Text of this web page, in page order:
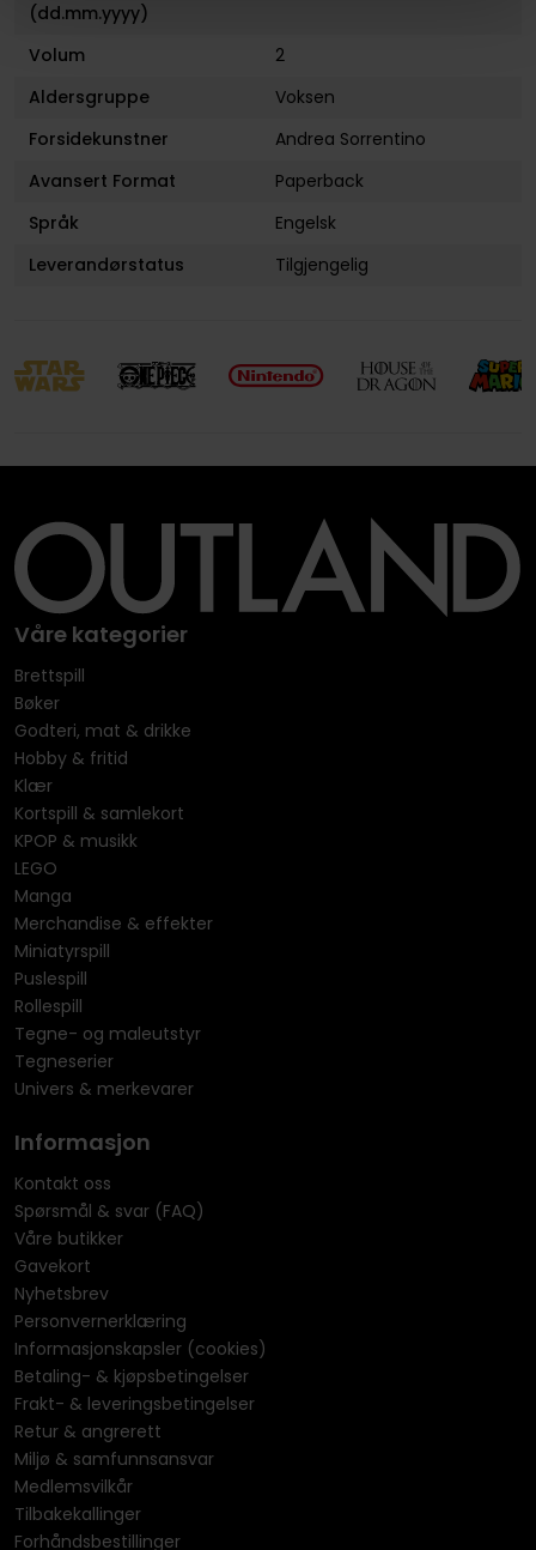
(dd.mm.yyyy)
Volum
2
Aldersgruppe
Voksen
Forsidekunstner
Andrea Sorrentino
Avansert Format
Paperback
Språk
Engelsk
Leverandørstatus
Tilgjengelig
Våre kategorier
Brettspill
Bøker
Godteri, mat & drikke
Hobby & fritid
Klær
Kortspill & samlekort
KPOP & musikk
LEGO
Manga
Merchandise & effekter
Miniatyrspill
Puslespill
Rollespill
Tegne- og maleutstyr
Tegneserier
Univers & merkevarer
Informasjon
Kontakt oss
Spørsmål & svar (FAQ)
Våre butikker
Gavekort
Nyhetsbrev
Personvernerklæring
Informasjonskapsler (cookies)
Betaling- & kjøpsbetingelser
Frakt- & leveringsbetingelser
Retur & angrerett
Miljø & samfunnsansvar
Medlemsvilkår
Tilbakekallinger
Forhåndsbestillinger